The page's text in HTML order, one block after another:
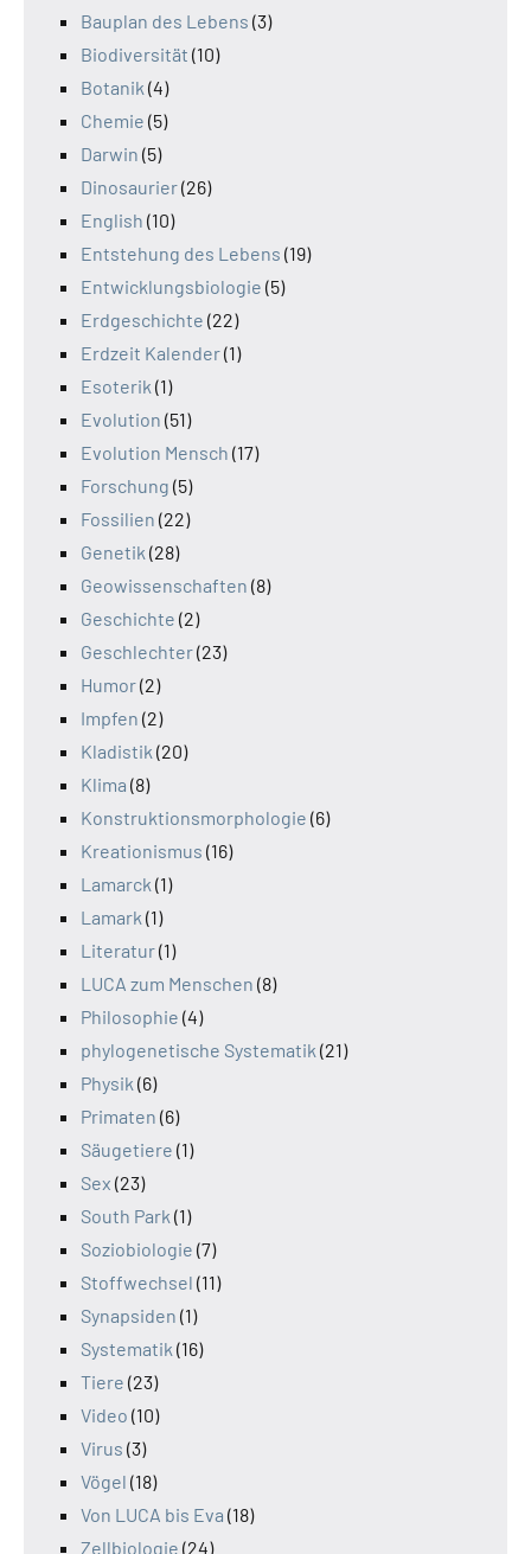
Bauplan des Lebens (3)
Biodiversität (10)
Botanik (4)
Chemie (5)
Darwin (5)
Dinosaurier(26)
English (10)
Entstehung des Lebens (19)
Entwicklungsbiologie (5)
Erdgeschichte (22)
Erdzeit Kalender(1)
Esoterik (1)
Evolution (51)
Evolution Mensch (17)
Forschung (5)
Fossilien (22)
Genetik (28)
Geowissenschaften (8)
Geschichte (2)
Geschlechter(23)
Humor(2)
Impfen (2)
Kladistik (20)
Klima (8)
Konstruktionsmorphologie (6)
Kreationismus (16)
Lamarck (1)
Lamark (1)
Literatur(1)
LUCA zum Menschen (8)
Philosophie (4)
phylogenetische Systematik (21)
Physik (6)
Primaten (6)
Säugetiere (1)
Sex (23)
South Park (1)
Soziobiologie (7)
Stoffwechsel (11)
Synapsiden (1)
Systematik (16)
Tiere (23)
Video (10)
Virus (3)
Vögel (18)
Von LUCA bis Eva (18)
Zellbiologie (24)